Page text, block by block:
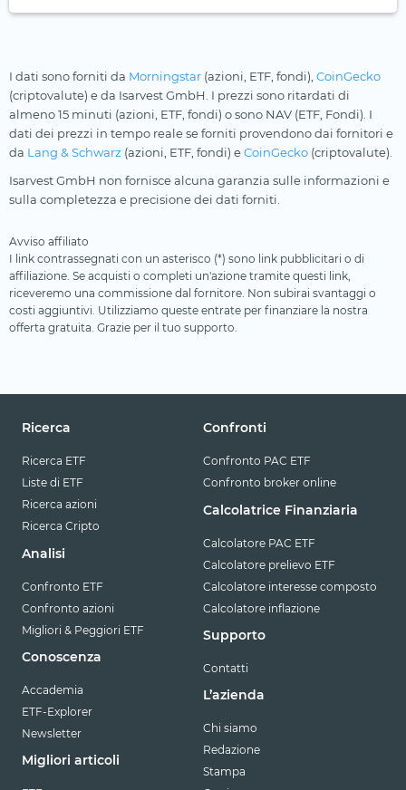
I dati sono forniti da Morningstar (azioni, ETF, fondi), CoinGecko
(criptovalute) e da Isarvest GmbH. I prezzi sono ritardati di
almeno 15 minuti (azioni, ETF, fondi) o sono NAV (ETF, Fondi). I
dati dei prezzi in tempo reale se forniti provendono dai fornitori e
da Lang & Schwarz (azioni, ETF, fondi) eCoinGecko (criptovalute).
Isarvest GmbH non fornisce alcuna garanzia sulle informazioni e
sulla completezza e precisione dei dati forniti.
Avviso affiliato
I link contrassegnati con un asterisco (*) sono link pubblicitari o di
affiliazione. Se acquisti o completi un'azione tramite questi link,
riceveremo una commissione dal fornitore. Non subirai svantaggi o
costi aggiuntivi. Utilizziamo queste entrate per finanziare la nostra
offerta gratuita. Grazie per il tuo supporto.
Ricerca
Ricerca ETF
Liste di ETF
Ricerca azioni
Ricerca Cripto
Analisi
Confronto ETF
Confronto azioni
Migliori & Peggiori ETF
Conoscenza
Accademia
ETF-Explorer
Newsletter
Migliori articoli
Confronti
Confronto PAC ETF
Confronto broker online
Calcolatrice Finanziaria
Calcolatore PAC ETF
Calcolatore prelievo ETF
Calcolatore interesse composto
Calcolatore inflazione
Supporto
Contatti
L’azienda
Chi siamo
Redazione
Stampa